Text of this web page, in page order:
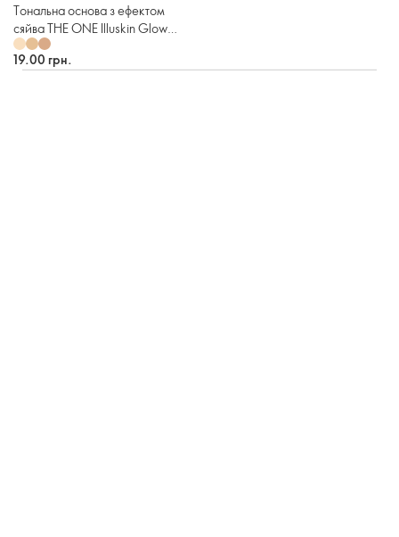
Тональна основа з ефектом
сяйва THE ONE Illuskin Glow
Reflective (пробник)
19.00 грн.